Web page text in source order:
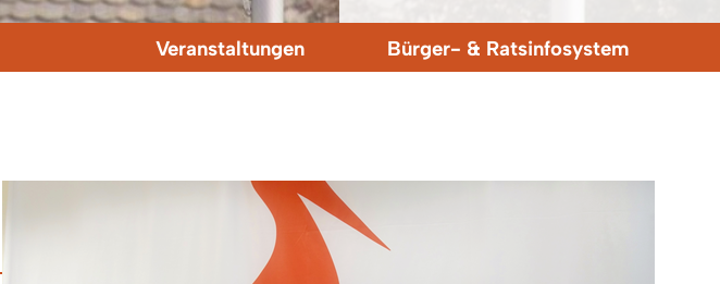
Veranstaltungen Bürger- & Ratsinfosystem